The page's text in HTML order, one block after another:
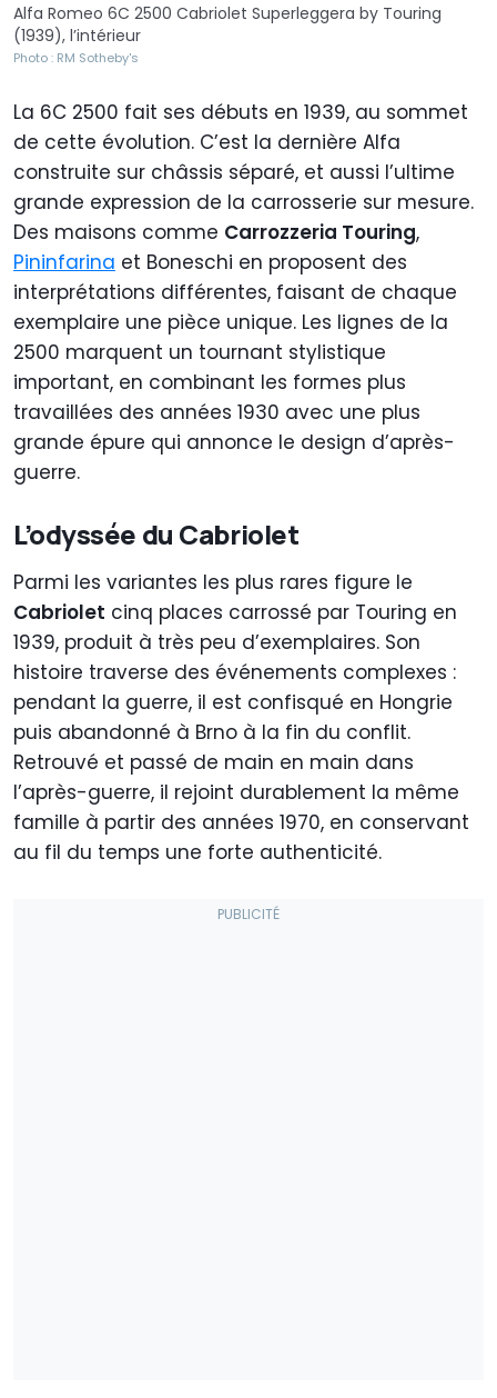
Alfa Romeo 6C 2500 Cabriolet Superleggera by Touring
(1939), l’intérieur
Photo : RM Sotheby's
La 6C 2500 fait ses débuts en 1939, au sommet
de cette évolution. C’est la dernière Alfa
construite sur châssis séparé, et aussi l’ultime
grande expression de la carrosserie sur mesure.
Des maisons comme Carrozzeria Touring,
Pininfarina et Boneschi en proposent des
interprétations différentes, faisant de chaque
exemplaire une pièce unique. Les lignes de la
2500 marquent un tournant stylistique
important, en combinant les formes plus
travaillées des années 1930 avec une plus
grande épure qui annonce le design d’après-
guerre.
L’odyssée du Cabriolet
Parmi les variantes les plus rares figure le
Cabriolet cinq places carrossé par Touring en
1939, produit à très peu d’exemplaires. Son
histoire traverse des événements complexes :
pendant la guerre, il est confisqué en Hongrie
puis abandonné à Brno à la fin du conflit.
Retrouvé et passé de main en main dans
l’après-guerre, il rejoint durablement la même
famille à partir des années 1970, en conservant
au fil du temps une forte authenticité.